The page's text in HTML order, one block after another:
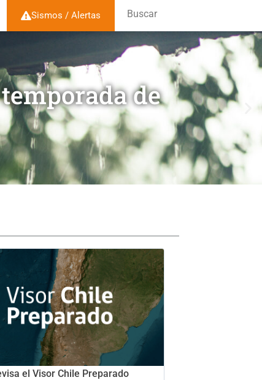
Sismos / Alertas Buscar
de
el Visor Chile Preparado